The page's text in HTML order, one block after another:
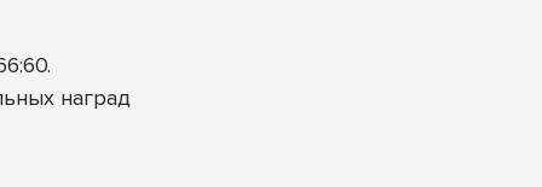
наград